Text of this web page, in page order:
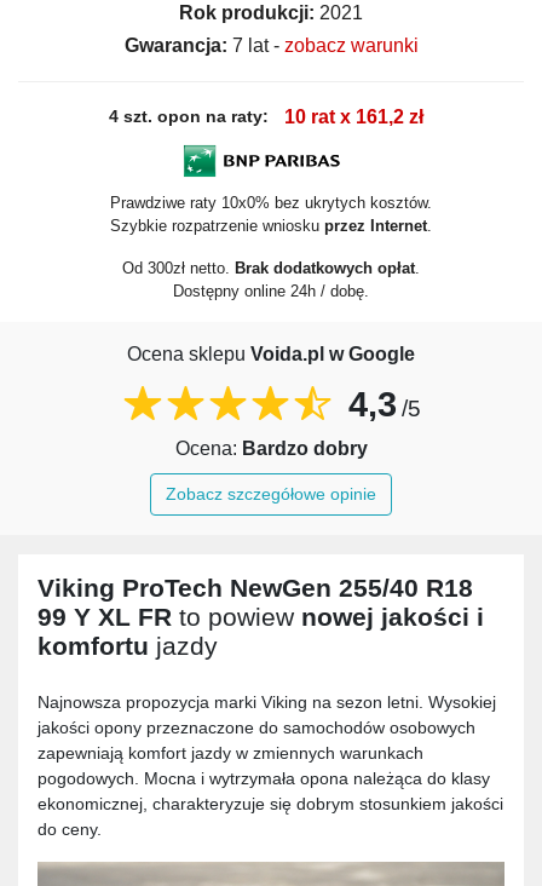
Rok produkcji: 2021
Gwarancja: 7 lat - zobacz warunki
4 szt. opon na raty: 10 rat x 161,2 zł
Prawdziwe raty 10x0% bez ukrytych kosztów.
Szybkie rozpatrzenie wniosku przez Internet
Od 300zł netto. Brak dodatkowych opłat
Dostępny online 24h / dobę.
Ocena sklepu Voida.pl w Google
4,3 /5
Ocena: Bardzo dobry
Zobacz szczegółowe opinie
Viking ProTech NewGen 255/40 R18
99 Y XL FR to powiew nowej jakości i
komfortu jazdy
Najnowsza propozycja marki Viking na sezon letni. Wysokiej
jakości opony przeznaczone do samochodów osobowych
zapewniają komfort jazdy w zmiennych warunkach
pogodowych. Mocna i wytrzymała opona należąca do klasy
ekonomicznej, charakteryzuje się dobrym stosunkiem jakości
do ceny.